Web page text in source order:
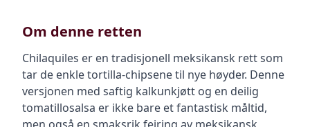
Om denne retten
Chilaquiles er en tradisjonell meksikansk rett som
tar de enkle tortilla-chipsene til nye høyder. Denne
versjonen med saftig kalkunkjøtt og en deilig
tomatillosalsa er ikke bare et fantastisk måltid,